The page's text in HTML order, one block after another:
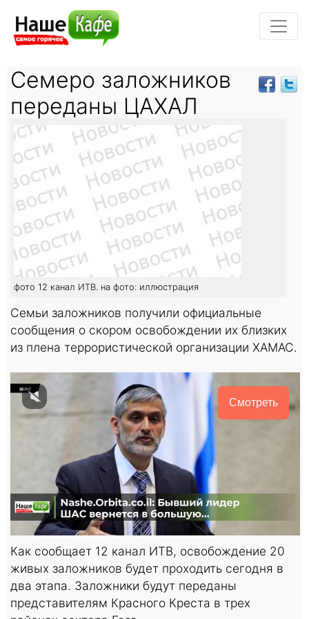
Семеро заложников
переданы ЦАХАЛ
фото 12 канал ИТВ. на фото: иллюстрация
Семьи заложников получили официальные
сообщения о скором освобождении их близких
из плена террористической организации ХАМАС.
Смотреть
Как сообщает 12 канал ИТВ, освобождение 20
живых заложников будет проходить сегодня в
два этапа. Заложники будут переданы
представителям Красного Креста в трех